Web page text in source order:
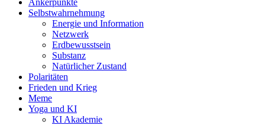
Ankerpunkte
Selbstwahrnehmung
Energie und Information
Netzwerk
Erdbewusstsein
Substanz
Natürlicher Zustand
Polaritäten
Frieden und Krieg
Meme
Yoga und KI
KI Akademie